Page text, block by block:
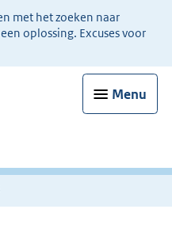
met het zoeken naar
oplossing. Excuses voor
Menu